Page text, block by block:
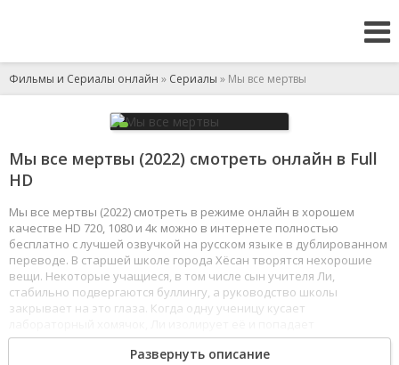
Фильмы и Сериалы онлайн » Сериалы » Мы все мертвы
Мы все мертвы (2022) смотреть онлайн в Full
HD
Мы все мертвы (2022) смотреть в режиме онлайн в хорошем
качестве HD 720, 1080 и 4к можно в интернете полностью
бесплатно с лучшей озвучкой на русском языке в дублированном
переводе. В старшей школе города Хёсан творятся нехорошие
вещи. Некоторые учащиеся, в том числе сын учителя Ли,
стабильно подвергаются буллингу, а руководство школы
закрывает на это глаза. Когда одну ученицу кусает
под подозрение в похищении - пострадавшую отвозят
в больницу, а учителя, несмотря на его протесты и просьбы
Развернуть описание